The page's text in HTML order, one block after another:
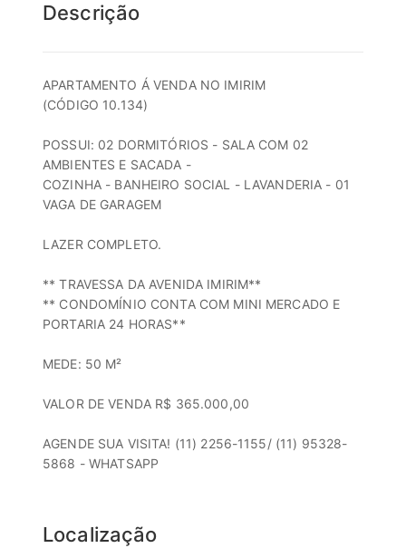
Descrição
APARTAMENTO Á VENDA NO IMIRIM
(CÓDIGO 10.134)
POSSUI: 02 DORMITÓRIOS - SALA COM 02
AMBIENTES E SACADA -
COZINHA - BANHEIRO SOCIAL - LAVANDERIA - 01
VAGA DE GARAGEM
LAZER COMPLETO.
** TRAVESSA DA AVENIDA IMIRIM**
** CONDOMÍNIO CONTA COM MINI MERCADO E
PORTARIA 24 HORAS**
MEDE: 50 M²
VALOR DE VENDA R$ 365.000,00
AGENDE SUA VISITA! (11) 2256-1155/ (11) 95328-
5868 - WHATSAPP
Localização